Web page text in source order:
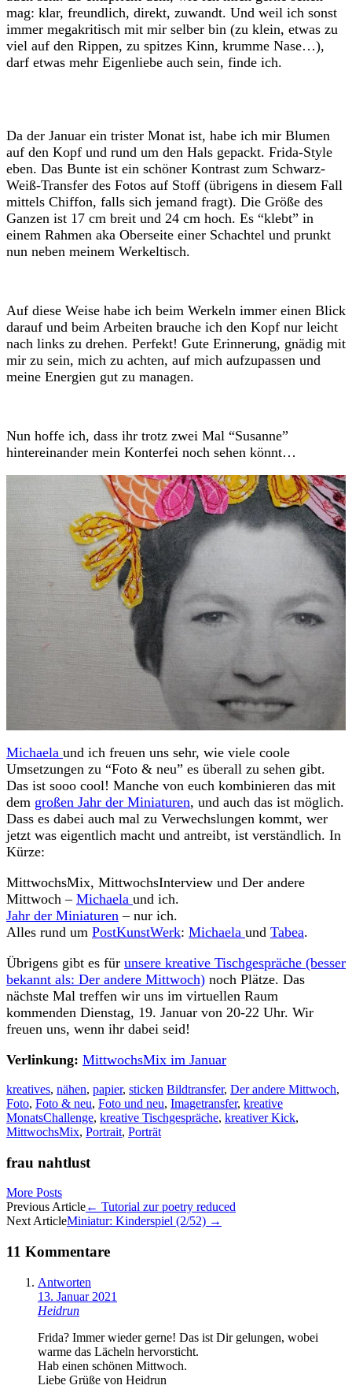
mag: klar, freundlich, direkt, zuwandt. Und weil ich sonst
immer megakritisch mit mir selber bin (zu klein, etwas zu
viel auf den Rippen, zu spitzes Kinn, krumme Nase…),
darf etwas mehr Eigenliebe auch sein, finde ich.
Da der Januar ein trister Monat ist, habe ich mir Blumen
auf den Kopf und rund um den Hals gepackt. Frida-Style
eben. Das Bunte ist ein schöner Kontrast zum Schwarz-
Weiß-Transfer des Fotos auf Stoff (übrigens in diesem Fall
mittels Chiffon, falls sich jemand fragt). Die Größe des
Ganzen ist 17 cm breit und 24 cm hoch. Es “klebt” in
einem Rahmen aka Oberseite einer Schachtel und prunkt
nun neben meinem Werkeltisch.
Auf diese Weise habe ich beim Werkeln immer einen Blick
darauf und beim Arbeiten brauche ich den Kopf nur leicht
nach links zu drehen. Perfekt! Gute Erinnerung, gnädig mit
mir zu sein, mich zu achten, auf mich aufzupassen und
meine Energien gut zu managen.
Nun hoffe ich, dass ihr trotz zwei Mal “Susanne”
hintereinander mein Konterfei noch sehen könnt…
Michaela und ich freuen uns sehr, wie viele coole
Umsetzungen zu “Foto & neu” es überall zu sehen gibt.
Das ist sooo cool! Manche von euch kombinieren das mit
dem großen Jahr der Miniaturen, und auch das ist möglich.
Dass es dabei auch mal zu Verwechslungen kommt, wer
jetzt was eigentlich macht und antreibt, ist verständlich. In
Kürze:
MittwochsMix, MittwochsInterview und Der andere
Mittwoch – Michaela und ich.
Jahr der Miniaturen – nur ich.
Alles rund um PostKunstWerk: Michaela und Tabea.
Übrigens gibt es für unsere kreative Tischgespräche (besser
bekannt als: Der andere Mittwoch) noch Plätze. Das
nächste Mal treffen wir uns im virtuellen Raum
kommenden Dienstag, 19. Januar von 20-22 Uhr. Wir
freuen uns, wenn ihr dabei seid!
Verlinkung: MittwochsMix im Januar
kreatives, nähen, papier, sticken Bildtransfer, Der andere Mittwoch,
Foto, Foto & neu, Foto und neu, Imagetransfer, kreative
MonatsChallenge, kreative Tischgespräche, kreativer Kick,
MittwochsMix, Portrait, Porträt
frau nahtlust
More Posts
Artikel-
Navigation
Previous Article← Tutorial zur poetry reduced
Next ArticleMiniatur: Kinderspiel (2/52) →
11 Kommentare
Antworten
13. Januar 2021
Heidrun
Frida? Immer wieder gerne! Das ist Dir gelungen, wobei
warme das Lächeln hervorsticht.
Hab einen schönen Mittwoch.
Liebe Grüße von Heidrun